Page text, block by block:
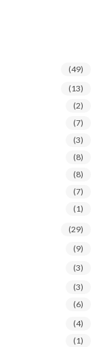
(49)
(13)
(2)
(7)
(3)
(8)
(8)
(7)
(1)
(29)
(9)
(3)
(3)
(6)
(4)
(1)